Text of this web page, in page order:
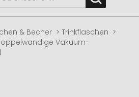
& Becher
Trinkflaschen
Vakuum-